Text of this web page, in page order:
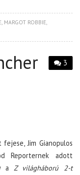
, MARGOT ROBBIE,
3
fejese, Jim Gianopulos
Reporternek adott
a Z világháború 2-t